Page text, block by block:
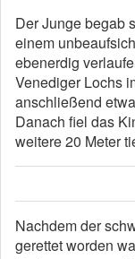
Der Junge begab
einem
ebenerdig
Venediger Lochs
anschließend
Danach fiel das
weitere 20 Meter
Nachdem der
gerettet worden